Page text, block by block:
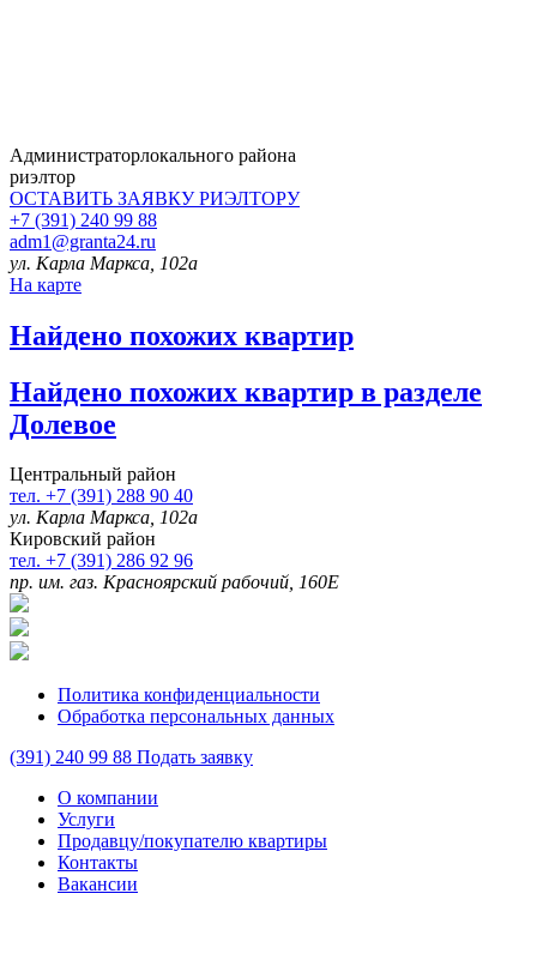
Администраторлокального района
риэлтор
ОСТАВИТЬ ЗАЯВКУРИЭЛТОРУ
+7 (391) 240 99 88
adm1@granta24.ru
ул. Карла Маркса, 102а
На карте
Найдено похожих квартир
Найдено похожих квартир в разделе
Долевое
Центральный район
тел. +7 (391) 288 90 40
ул. Карла Маркса, 102а
Кировский район
тел. +7 (391) 286 92 96
пр. им. газ. Красноярский рабочий, 160Е
Политика конфиденциальности
Обработка персональных данных
(391) 240 99 88 Подать заявку
О компании
Услуги
Продавцу/покупателю квартиры
Контакты
Вакансии